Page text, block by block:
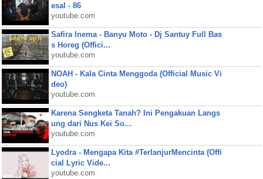
esal - 86
youtube.com
Safira Inema - Banyu Moto - Dj Santuy Full Bas
s Horeg (Offici...
youtube.com
NOAH - Kala Cinta Menggoda (Official Music Vi
deo)
youtube.com
Karena Sengketa Tanah? Ini Pengakuan Langs
ung dari Nus Kei So...
youtube.com
Lyodra - Mengapa Kita #TerlanjurMencinta (Offi
cial Lyric Vide...
youtube.com